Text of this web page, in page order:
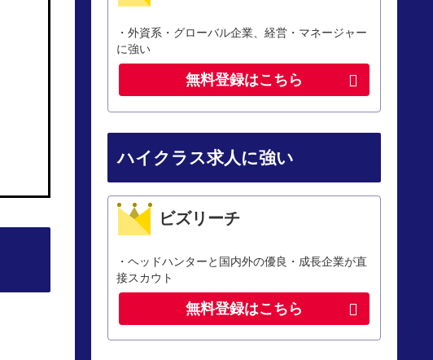
・外資系・グローバル企業、経営・マネージャー
に強い
無料登録はこちら
ハイクラス求人に強い
ビズリーチ
・ヘッドハンターと国内外の優良・成長企業が直
接スカウト
無料登録はこちら